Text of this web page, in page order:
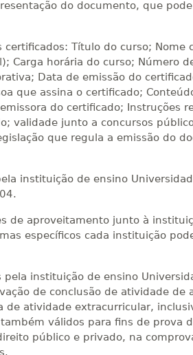
do documento, que
Título do curso; Nome
Carga horária do curso; Número
Data de emissão do
que assina o certificado;
do certificado; Instruções
validade junto a concursos
que regula a emissão do
instituição de ensino
de aproveitamento junto à
específicos cada instituição
pela instituição de ensino
de conclusão de atividade de
de atividade extracurricular,
válidos para fins de prova
público e privado, na